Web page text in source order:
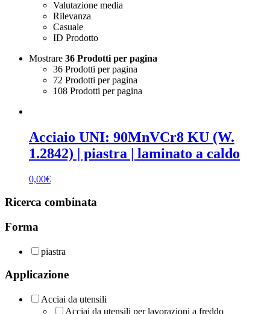
Valutazione media
Rilevanza
Casuale
ID Prodotto
Mostrare 36 Prodotti per pagina
36 Prodotti per pagina
72 Prodotti per pagina
108 Prodotti per pagina
Acciaio UNI: 90MnVCr8 KU (W.
1.2842) | piastra | laminato a caldo
0,00€
Ricerca combinata
Forma
piastra
Applicazione
Acciai da utensili
Acciai da utensili per lavorazioni a freddo